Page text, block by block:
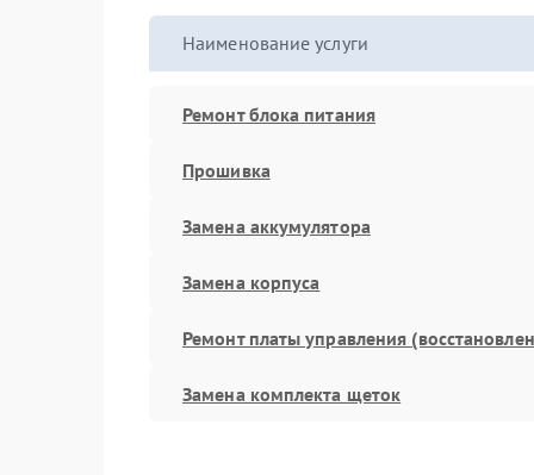
Наименование услуги
Ремонт блока питания
Прошивка
Замена аккумулятора
Замена корпуса
Ремонт платы управления
Замена комплекта щеток